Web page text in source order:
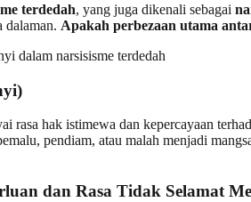
terdedah, yang juga dikenali sebagai
dalaman. Apakah perbezaan utama
rasa hak istimewa dan kepercayaan
pendiam, atau malah menjadi
dan Rasa Tidak Selamat